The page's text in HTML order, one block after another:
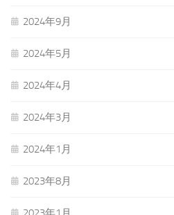
2024年9月
2024年5月
2024年4月
2024年3月
2024年1月
2023年8月